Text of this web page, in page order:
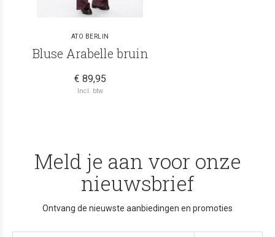
ATO BERLIN
Bluse Arabelle bruin
€ 89,95
Incl. btw
Meld je aan voor onze
nieuwsbrief
Ontvang de nieuwste aanbiedingen en promoties